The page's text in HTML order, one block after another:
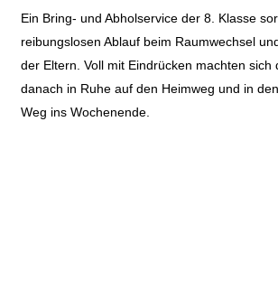
Ein Bring- und Abholservice der 8. Klasse
reibungslosen Ablauf beim Raumwechsel
der Eltern. Voll mit Eindrücken machten sich
danach in Ruhe auf den Heimweg und in
Weg ins Wochenende.